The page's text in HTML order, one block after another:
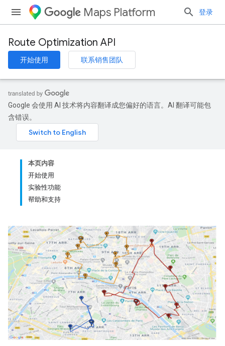
Maps Platform 登录
Route Optimization API
开始使用 联系销售团队
Google 会使用 AI 技术将内容翻译成您偏好的语言。AI 翻译可能包
含错误。
本页内容
开始使用
实验性功能
帮助和支持